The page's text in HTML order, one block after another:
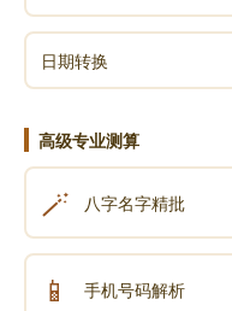
日期转换
高级专业测算
🪄 八字名字精批
📱 手机号码解析